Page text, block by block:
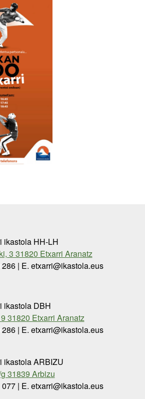
ikastola HH-LH
3 31820 Etxarri Aranatz
| E. etxarri@ikastola.eus
ikastola DBH
31820 Etxarri Aranatz
| E. etxarri@ikastola.eus
ikastola ARBIZU
31839 Arbizu
| E. etxarri@ikastola.eus